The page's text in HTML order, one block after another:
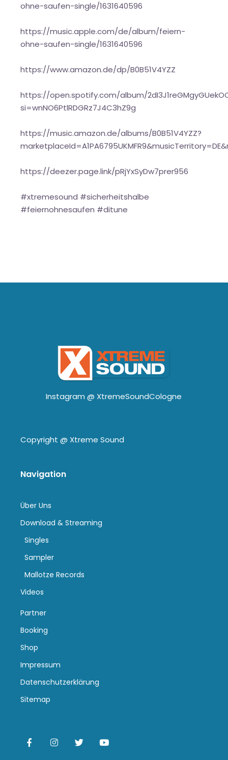
ohne-saufen-single/1631640596
https://music.apple.com/de/album/feiern-
ohne-saufen-single/1631640596
https://www.amazon.de/dp/B0B51V4YZZ
https://open.spotify.com/album/
si=wnNO6PtlRDGRz7J4C3hZ9g
https://music.amazon.de/albums/B0B51V4YZZ?
https://deezer.page.link/pRjYxSyDw7prer956
#xtremesound #sicherheitshalbe
#feiernohnesaufen #ditune
Instagram @ XtremeSoundCologne
Copyright @ Xtreme Sound
Navigation
Über Uns
Download & Streaming
Singles
Sampler
Mallotze Records
Videos
Partner
Booking
Shop
Impressum
Datenschutzerklärung
Sitemap